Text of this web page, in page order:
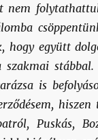
nem
hogy együtt
szakmai stábbal.
is
hiszen
Puskás,